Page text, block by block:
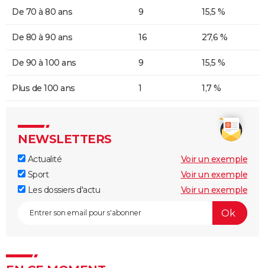
De 70 à 80 ans 9 15,5 %
De 80 à 90 ans 16 27,6 %
De 90 à 100 ans 9 15,5 %
Plus de 100 ans 1 1,7 %
NEWSLETTERS
Actualité
Voir un exemple
Sport
Voir un exemple
Les dossiers d'actu
Voir un exemple